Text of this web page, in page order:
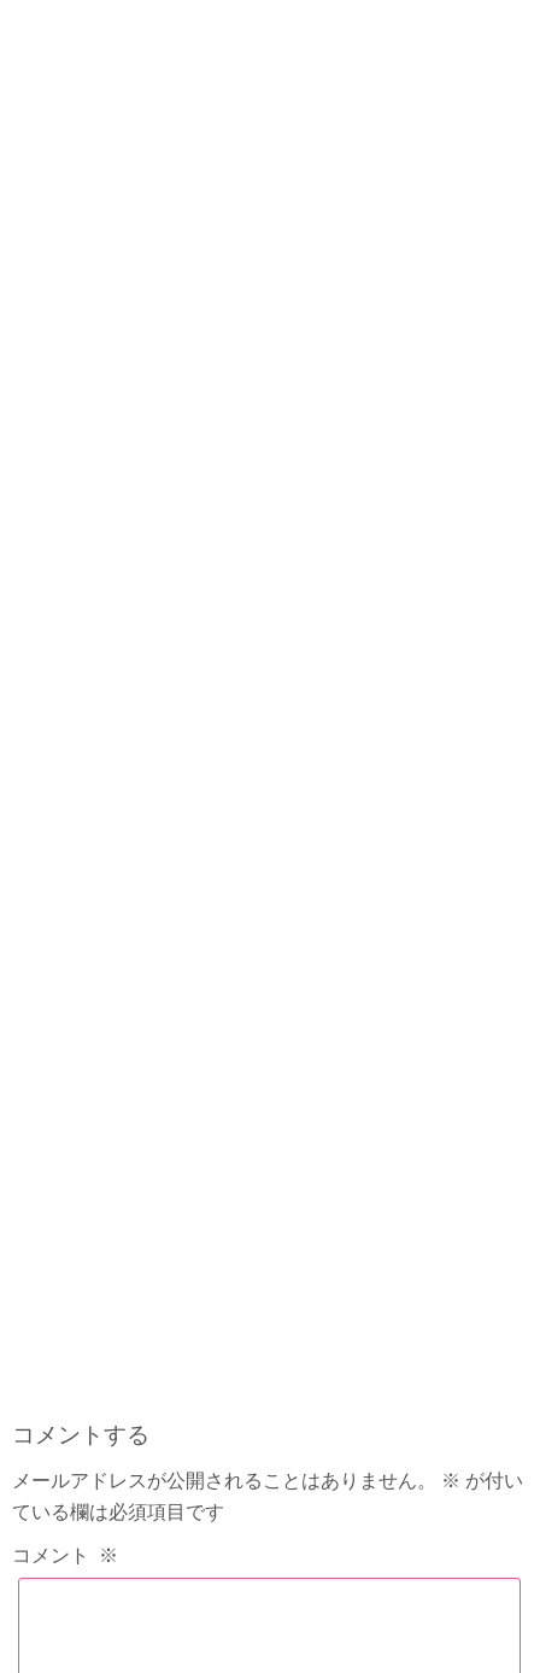
コメントする
メールアドレスが公開されることはありません。 ※ が付い
ている欄は必須項目です
コメント ※